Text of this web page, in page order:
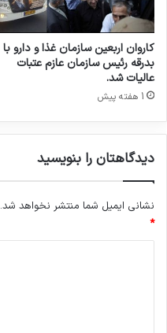
ن
د
ا
ر
و
ا
ن
ه
ت
ا
ق
ب
ا
ر
گ
ا
ی
چ
ه
ک
کاروان اربعین سازمان غذا و دارو با
بدرقه رئیس سازمان عازم عتبات
عالیات شد.
1 هفته پیش
دیدگاهتان را بنویسید
نشانی ایمیل شما منتشر نخواهد شد.
*